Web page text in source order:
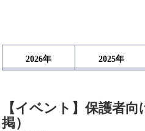
2026年 2025年
【イベント】保護者
掲）